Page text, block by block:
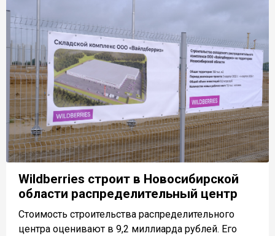
Wildberries строит в Новосибирской
области распределительный центр
Стоимость строительства распределительного
центра оценивают в 9,2 миллиарда рублей. Его